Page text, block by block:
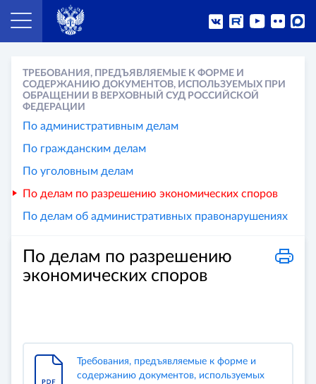
По делам по разрешению
экономических споров
Требования, предъявляемые к форме и
содержанию документов, используемых
ТРЕБОВАНИЯ, ПРЕДЪЯВЛЯЕМЫЕ К ФОРМЕ И
СОДЕРЖАНИЮ ДОКУМЕНТОВ, ИСПОЛЬЗУЕМЫХ ПРИ
ОБРАЩЕНИИ В ВЕРХОВНЫЙ СУД РОССИЙСКОЙ
ФЕДЕРАЦИИ
По административным делам
По гражданским делам
По уголовным делам
По делам по разрешению экономических споров
По делам об административных правонарушениях